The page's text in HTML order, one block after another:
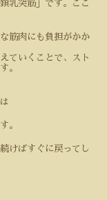
乳突筋」です。ここ
筋肉にも負担がかか
ていくことで、スト
。
。
けばすぐに戻ってし